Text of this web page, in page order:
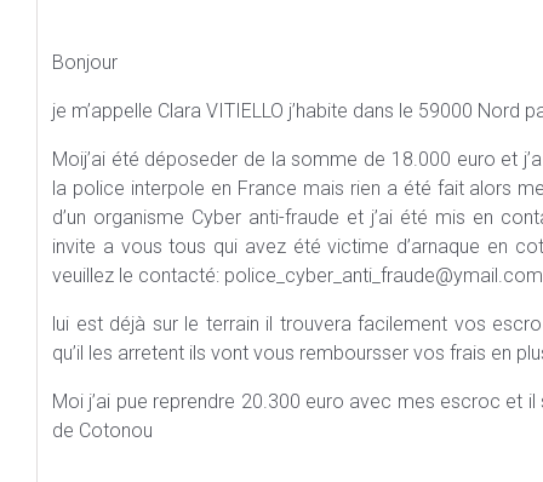
Bonjour
je m’appelle Clara VITIELLO j’habite dans le 59000 Nord
Moij’ai été déposeder de la somme de 18.000 euro et
la police interpole en France mais rien a été fait alors
d’un organisme Cyber anti-fraude et j’ai été mis en
invite a vous tous qui avez été victime d’arnaque en
veuillez le contacté: police_cyber_anti_fraude@ymail.com
lui est déjà sur le terrain il trouvera facilement vos
qu’il les arretent ils vont vous remboursser vos frais en
Moi j’ai pue reprendre 20.300 euro avec mes escroc et
de Cotonou